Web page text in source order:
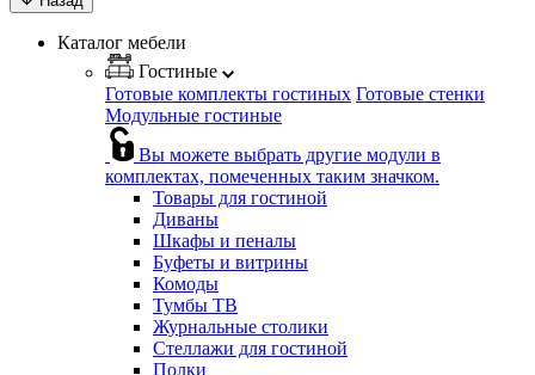
Каталог мебели
Гостиные
Готовые комплекты гостиных Готовые стенки
Модульные гостиные
Вы можете выбрать другие модули в
комплектах, помеченных таким значком.
Товары для гостиной
Диваны
Шкафы и пеналы
Буфеты и витрины
Комоды
Тумбы ТВ
Журнальные столики
Стеллажи для гостиной
Полки